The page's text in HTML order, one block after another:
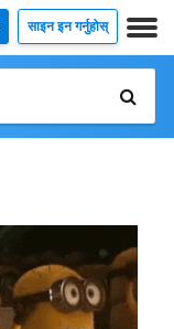
साइन इन गर्नुहोस्